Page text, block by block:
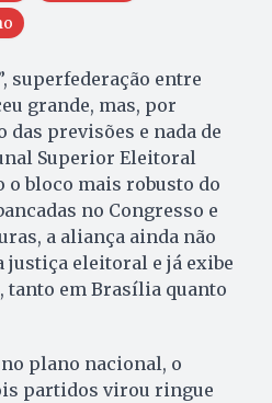
superfederação entre
grande, mas, por
das previsões e nada de
Superior Eleitoral
o bloco mais robusto do
no Congresso e
a aliança ainda não
justiça eleitoral e já exibe
tanto em Brasília quanto
plano nacional, o
partidos virou ringue